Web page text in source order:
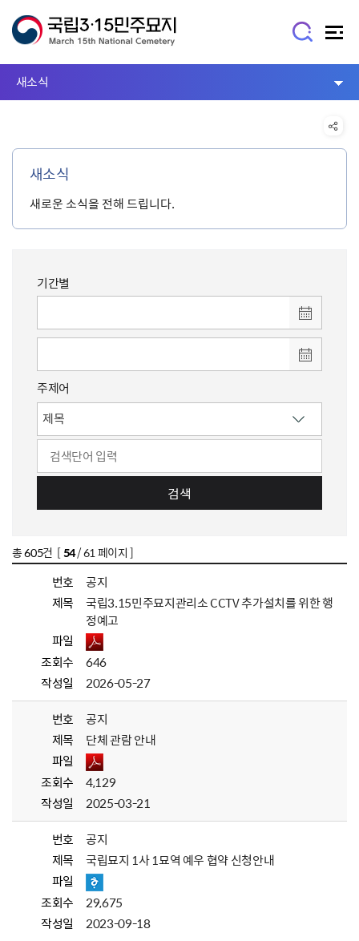
새소식
새소식
새로운 소식을 전해 드립니다.
기간별
주제어
검색
총605건 [54/ 61 페이지 ]
번호
공지
제목
국립3.15민주묘지관리소 CCTV 추가설치를 위한 행
정예고
파일
조회수
646
작성일
2026-05-27
번호
공지
제목
단체 관람 안내
파일
조회수
4,129
작성일
2025-03-21
번호
공지
제목
국립묘지 1사 1묘역 예우 협약 신청안내
파일
조회수
29,675
작성일
2023-09-18